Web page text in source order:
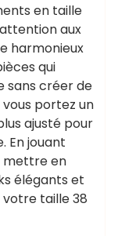
en taille
aux
harmonieux
qui
sans créer de
vous portez un
ajusté pour
En jouant
mettre en
élégants et
taille 38